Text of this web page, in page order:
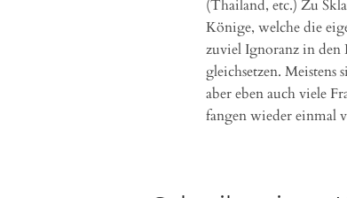
(Thailand, etc.) Zu
Könige, welche die
zuviel Ignoranz in
gleichsetzen. Meistens
aber eben auch viele
fangen wieder einmal